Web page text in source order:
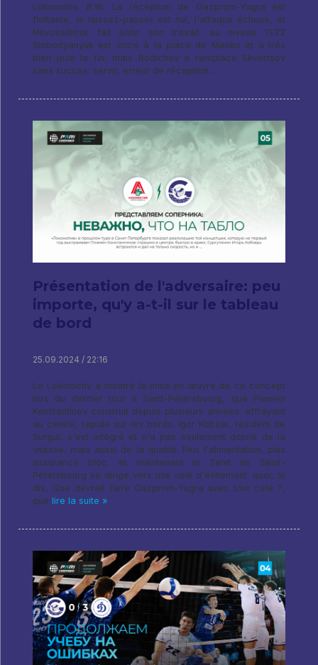
Lokomotiv, 8:16. La réception de Gazprom-Yugra est
flottante, le laissez-passer est nul, l'attaque échoue, et
Novossibirsk fait juste son travail. au niveau 11:22
Slobodyanyuk est entré à la place de Masko et a très
bien joué la fin, mais Rodichev a remplacé Skvortsov
sans succès: servir, erreur de réception....
Présentation de l'adversaire: peu
importe, qu'y a-t-il sur le tableau
de bord
25.09.2024 / 22:16
Le Lokomotiv a montré la mise en œuvre de ce concept
lors du dernier tour à Saint-Pétersbourg, que Plamen
Konstantinov construit depuis plusieurs années: effrayant
au centre, rapide sur les bords. Igor Kobzar, résident de
Surgut, s'est intégré et n'a pas seulement donné de la
vitesse, mais aussi de la qualité. Plus l'alimentation, plus
assurance bloc, et maintenant le Zenit de Saint-
Pétersbourg se dirige vers une voie d'évitement. quoi, tu
dis, Que devrait faire Gazprom-Yugra avec tout cela ?,
que lire la suite »